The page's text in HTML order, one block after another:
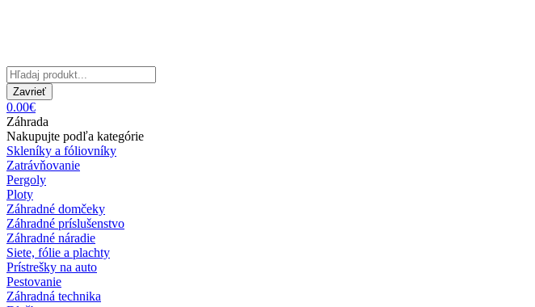
Zavrieť
0.00€
Záhrada
Nakupujte podľa kategórie
Skleníky a fóliovníky
Zatrávňovanie
Pergoly
Ploty
Záhradné domčeky
Záhradné príslušenstvo
Záhradné náradie
Siete, fólie a plachty
Prístrešky na auto
Pestovanie
Záhradná technika